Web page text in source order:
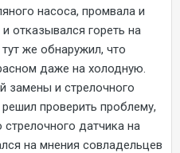
насоса, промвала и
отказывался гореть на
же обнаружил, что
даже на холодную.
замены и стрелочного
проверить проблему,
датчика на
на мнения совладельцев